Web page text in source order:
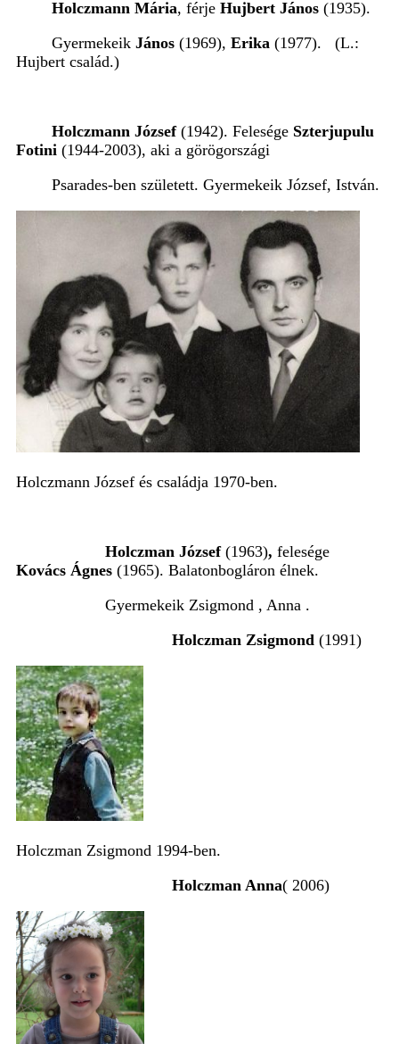
Holczmann Mária, férje Hujbert János (1935).
Gyermekeik János (1969), Erika (1977). (L.:
Hujbert család.)
Holczmann József(1942). Felesége Szterjupulu
Fotini (1944-2003), aki a görögországi
Psarades-ben született. Gyermekeik József, István.
Holczmann József és családja 1970-ben.
Holczman József (1963), felesége
Kovács Ágnes (1965). Balatonbogláron élnek.
Gyermekeik Zsigmond , Anna .
Holczman Zsigmond (1991)
Holczman Zsigmond 1994-ben.
Holczman Anna( 2006)